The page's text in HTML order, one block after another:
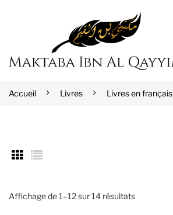
Accueil Livres Livres en français
Affichage de 1–12 sur 14 résultats